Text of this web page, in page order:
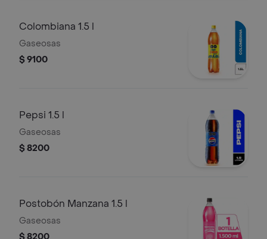
Colombiana 1.5 l
Gaseosas
$ 9100
Pepsi 1.5 l
Gaseosas
$ 8200
Postobón Manzana 1.5 l
Gaseosas